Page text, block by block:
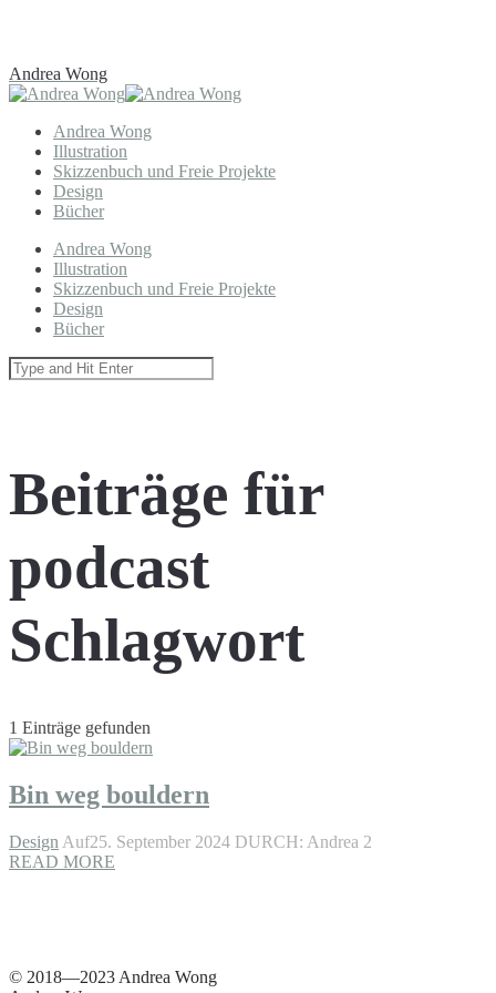
Andrea Wong
Andrea Wong
Illustration
Skizzenbuch und Freie Projekte
Design
Bücher
Andrea Wong
Illustration
Skizzenbuch und Freie Projekte
Design
Bücher
Beiträge für
podcast
Schlagwort
1 Einträge gefunden
Bin weg bouldern
Design Auf25. September 2024 DURCH: Andrea 2
READ MORE
© 2018—2023 Andrea Wong